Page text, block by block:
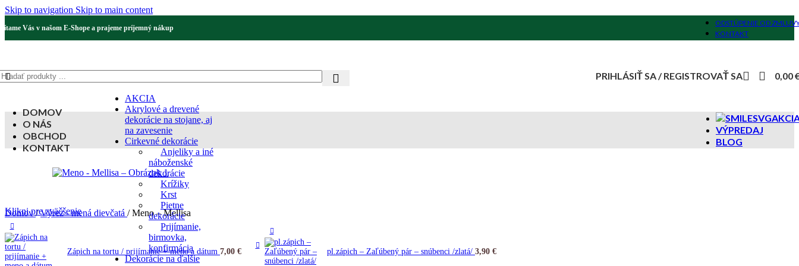
Skip to navigation Skip to main content
Vás v našom E-Shope a prajeme príjemný nákup
ODSTÚPENIE OD
KONTAKT
AKCIA
Akrylové a drevené
dekorácie na stojane, aj
na zavesenie
Cirkevné dekorácie
Anjeliky a iné
náboženské
dekorácie
Krížiky
Krst
Pietne
dekorácie
Prijímanie,
birmovka,
konfirmácia
Dekorácie na ďalšie
PRIHLÁSIŤ SA / REGISTROVAŤ SA 0,00
DOMOV
O NÁS
OBCHOD
KONTAKT
VÝPREDAJ
BLOG
Klikni pre zväčšenie
Domov/ Výrez - mená dievčatá / Meno – Mellisa
Zápich na tortu / prijímanie + meno a dátum 7,00 € pl.zápich – Zaľúbený pár – snúbenci /zlatá/ 3,90 €